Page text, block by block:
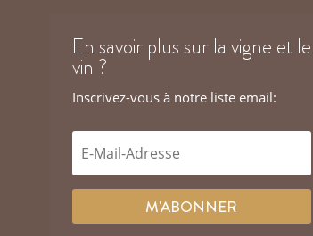
En savoir plus sur la vigne et le
vin ?
Inscrivez-vous à notre liste email:
M'ABONNER